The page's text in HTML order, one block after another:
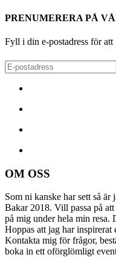
PRENUMERERA PÅ
Fyll i din e-postadress för
OM OSS
Som ni kanske har sett så
Bakar 2018. Vill passa på
på mig under hela min
Hoppas att jag har
Kontakta mig för frågor,
boka in ett oförglömligt